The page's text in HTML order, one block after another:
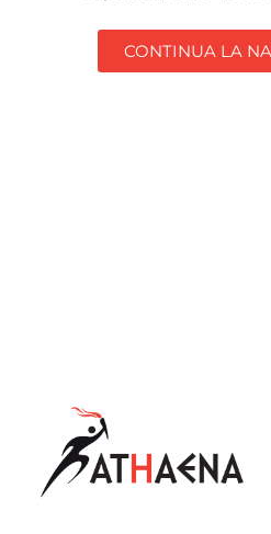
CONTINUA LA